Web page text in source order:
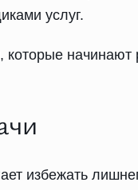
услуг.
избежать